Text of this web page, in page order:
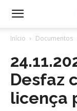
Início Documentos
Desfaz
licença